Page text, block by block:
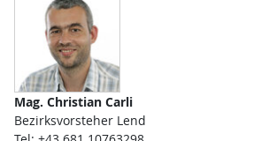
Mag. Christian Carli
Bezirksvorsteher Lend